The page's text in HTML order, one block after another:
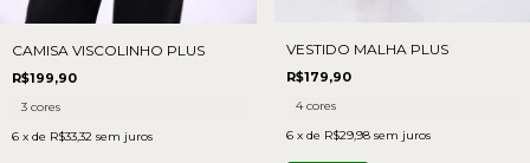
CAMISA VISCOLINHO PLUS
R$199,90
3 cores
6 x de R$33,32 sem juros
VESTIDO MALHA PLUS
R$179,90
4 cores
6 x de R$29,98 sem juros